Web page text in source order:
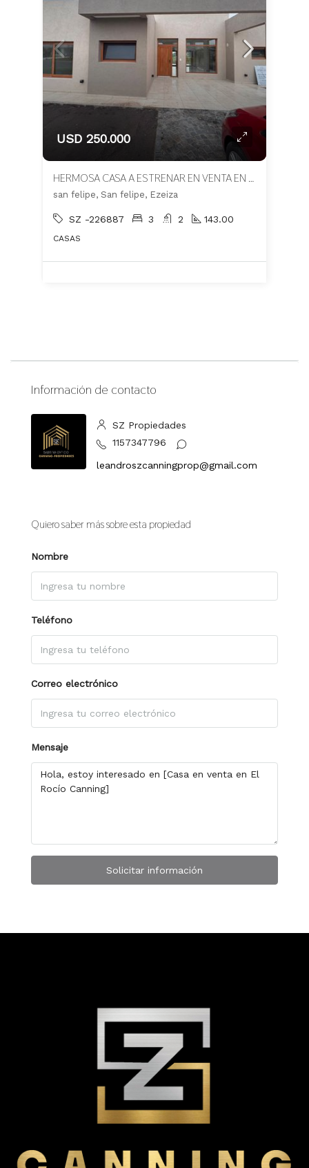
USD 250.000
HERMOSA CASA A ESTRENAR EN VENTA EN BARRIO SAN FELIPE
san felipe, San felipe, Ezeiza
SZ -226887 3 2 143.00
CASAS
Información de contacto
SZ Propiedades
1157347796
leandroszcanningprop@gmail.com
Quiero saber más sobre esta propiedad
Nombre
Teléfono
Correo electrónico
Mensaje
Solicitar información